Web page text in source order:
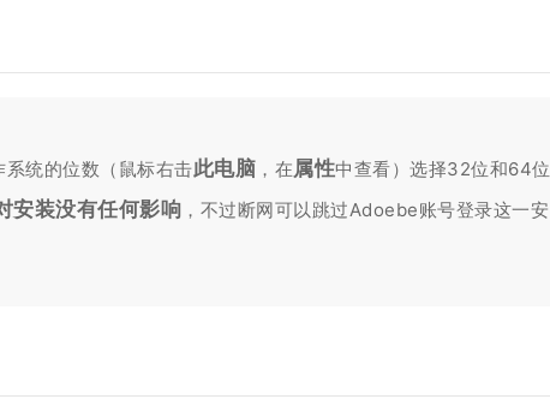
统的位数（鼠标右击此电脑 ，在属性中查看）选择32位和64位
安装没有任何影响 ，不过断网可以跳过Adoebe账号登录这一安